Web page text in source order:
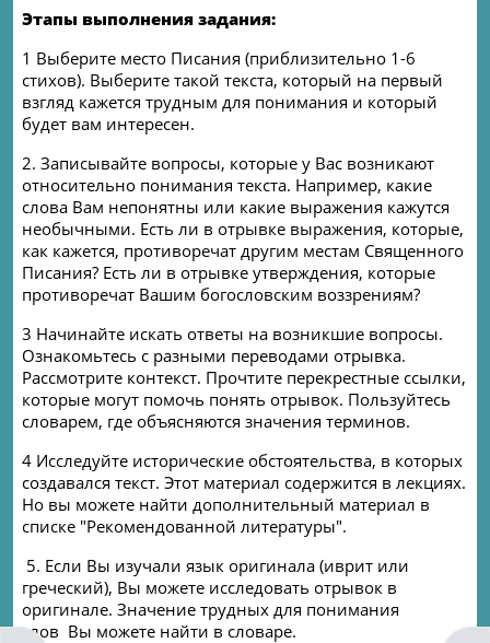
Этапы выполнения задания:
1 Выберите место Писания (приблизительно 1-6
стихов). Выберите такой текста, который на первый
взгляд кажется трудным для понимания и который
будет вам интересен.
2. Записывайте вопросы, которые у Вас возникают
относительно понимания текста. Например, какие
слова Вам непонятны или какие выражения кажутся
необычными. Есть ли в отрывке выражения, которые,
как кажется, противоречат другим местам Священного
Писания? Есть ли в отрывке утверждения, которые
противоречат Вашим богословским воззрениям?
3 Начинайте искать ответы на возникшие вопросы.
Ознакомьтесь с разными переводами отрывка.
Рассмотрите контекст. Прочтите перекрестные ссылки,
которые могут помочь понять отрывок. Пользуйтесь
словарем, где объясняются значения терминов.
4 Исследуйте исторические обстоятельства, в которых
создавался текст. Этот материал содержится в лекциях.
Но вы можете найти дополнительный материал в
списке "Рекомендованной литературы".
5. Если Вы изучали язык оригинала (иврит или
греческий), Вы можете исследовать отрывок в
оригинале. Значение трудных для понимания
слов Вы можете найти в словаре.